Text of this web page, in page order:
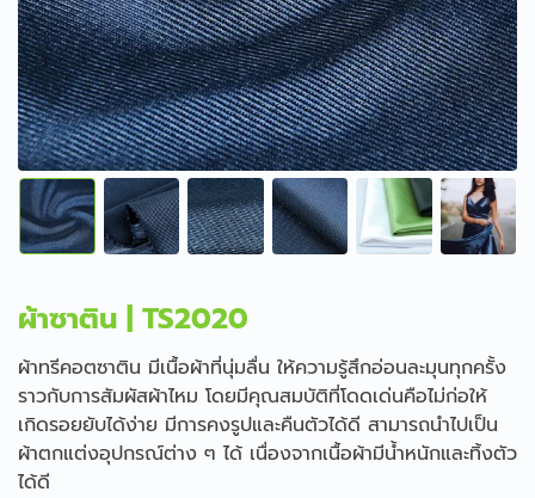
ผ้าซาติน | TS2020
ผ้าทรีคอตซาติน มีเนื้อผ้าที่นุ่มลื่น ให้ความรู้สึกอ่อนละมุนทุกครั้ง
ราวกับการสัมผัสผ้าไหม โดยมีคุณสมบัติที่โดดเด่นคือไม่ก่อให้
เกิดรอยยับได้ง่าย มีการคงรูปและคืนตัวได้ดี สามารถนำไปเป็น
ผ้าตกแต่งอุปกรณ์ต่าง ๆ ได้ เนื่องจากเนื้อผ้ามีน้ำหนักและทิ้งตัว
ได้ดี